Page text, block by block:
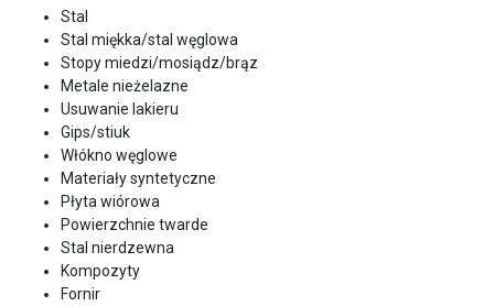
Stal
Stal miękka/stal węglowa
Stopy miedzi/mosiądz/brąz
Metale nieżelazne
Usuwanie lakieru
Gips/stiuk
Włókno węglowe
Materiały syntetyczne
Płyta wiórowa
Powierzchnie twarde
Stal nierdzewna
Kompozyty
Fornir